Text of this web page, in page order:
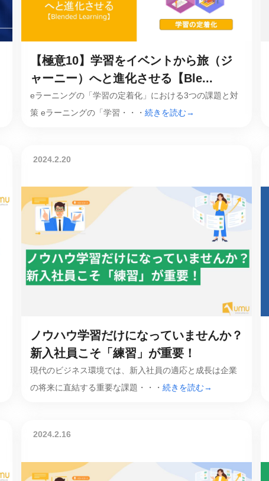
【極意10】学習をイベントから旅（ジ
ャーニー）へと進化させる【Ble...
eラーニングの「学習の定着化」における3つの課題と対
策 eラーニングの「学習・・・ 続きを読む→
2024.2.20
ノウハウ学習だけになっていませんか？
新入社員こそ「練習」が重要！
現代のビジネス環境では、新入社員の適応と成長は企業
の将来に直結する重要な課題・・・ 続きを読む→
2024.2.16